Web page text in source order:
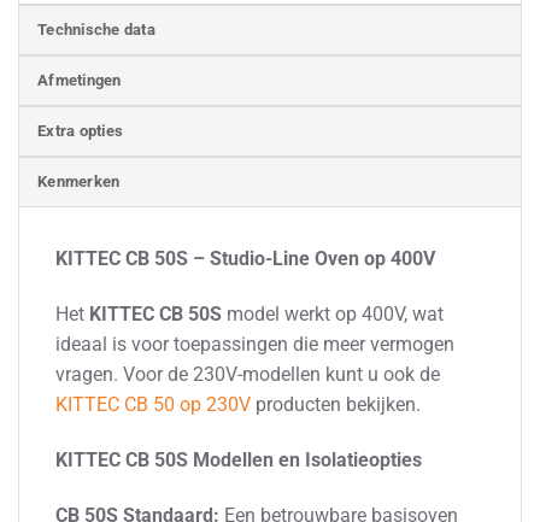
Technische data
Afmetingen
Extra opties
Kenmerken
KITTEC CB 50S – Studio-Line Oven op 400V
Het KITTEC CB 50S model werkt op 400V, wat
ideaal is voor toepassingen die meer vermogen
vragen. Voor de 230V-modellen kunt u ook de
KITTEC CB 50 op 230V producten bekijken.
KITTEC CB 50S Modellen en Isolatieopties
CB 50S Standaard: Een betrouwbare basisoven